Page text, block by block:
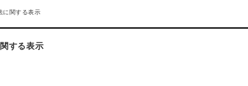
に関する表示
する表示